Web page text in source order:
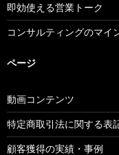
即効使える営業トーク
コンサルティングのマイ
ページ
動画コンテンツ
特定商取引法に関する表
顧客獲得の実績・事例